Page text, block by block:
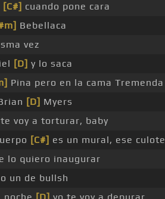
[C#] cuando pone cara
Bebellaca
vez
[D] y lo saca
Pina pero en la cama Tremenda
[D] Myers
voy a torturar, baby
[C#] es un mural, ese culote
lo quiero inaugurar
un de bullsh